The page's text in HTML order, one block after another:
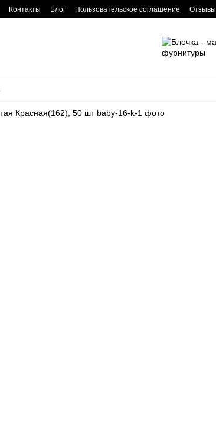
Контакты Блог Пользовательское соглашение Отзывы